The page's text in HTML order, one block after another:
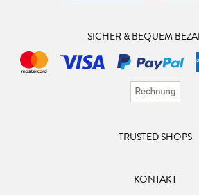
SICHER & BEQUEM
TRUSTED SHOPS
KONTAKT